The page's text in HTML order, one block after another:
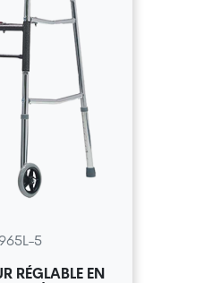
5
RÉGLABLE EN